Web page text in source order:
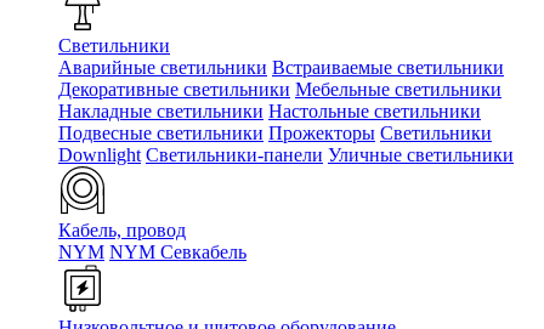
Светильники
Аварийные светильники Встраиваемые светильники
Декоративные светильники Мебельные светильники
Накладные светильники Настольные светильники
Подвесные светильники Прожекторы Светильники
Downlight Светильники-панели Уличные светильники
Кабель, провод
NYM NYM Севкабель